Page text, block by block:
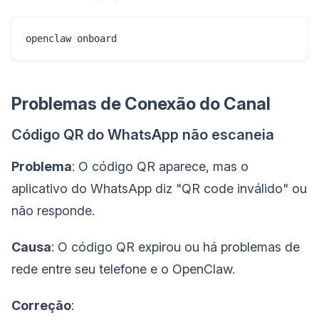
Problemas de Conexão do Canal
Código QR do WhatsApp não escaneia
Problema: O código QR aparece, mas o
aplicativo do WhatsApp diz "QR code inválido" ou
não responde.
Causa: O código QR expirou ou há problemas de
rede entre seu telefone e o OpenClaw.
Correção: